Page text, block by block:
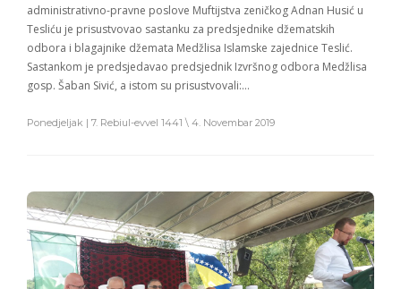
administrativno-pravne poslove Muftijstva zeničkog Adnan Husić u
Tesliću je prisustvovao sastanku za predsjednike džematskih
odbora i blagajnike džemata Medžlisa Islamske zajednice Teslić.
Sastankom je predsjedavao predsjednik Izvršnog odbora Medžlisa
gosp. Šaban Sivić, a istom su prisustvovali:…
Ponedjeljak | 7. Rebiul-evvel 1441 \ 4. Novembar 2019